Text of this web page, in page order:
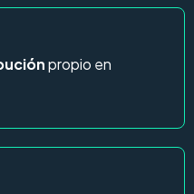
propio en